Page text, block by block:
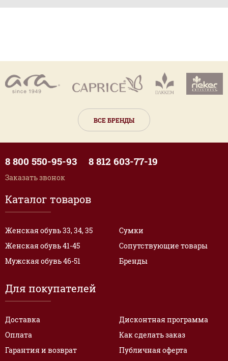
ВСЕ БРЕНДЫ
Каталог товаров
Женская обувь 33, 34, 35
Женская обувь 41-45
Мужская обувь 46-51
Сумки
Сопутствующие товары
Бренды
Для покупателей
Доставка
Оплата
Гарантия и возврат
Дисконтная программа
Как сделать заказ
Публичная оферта
8 800 550-95-93 8 812 603-77-19
Заказать звонок